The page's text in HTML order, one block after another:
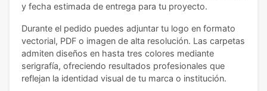
y fecha estimada de entrega para tu proyecto.
Durante el pedido puedes adjuntar tu logo en formato
vectorial, PDF o imagen de alta resolución. Las carpetas
admiten diseños en hasta tres colores mediante
serigrafía, ofreciendo resultados profesionales que
reflejan la identidad visual de tu marca o institución.